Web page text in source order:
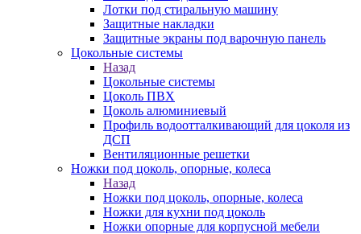
Лотки под стиральную машину
Защитные накладки
Защитные экраны под варочную панель
Цокольные системы
Назад
Цокольные системы
Цоколь ПВХ
Цоколь алюминиевый
Профиль водоотталкивающий для цоколя из
ДСП
Вентиляционные решетки
Ножки под цоколь, опорные, колеса
Назад
Ножки под цоколь, опорные, колеса
Ножки для кухни под цоколь
Ножки опорные для корпусной мебели